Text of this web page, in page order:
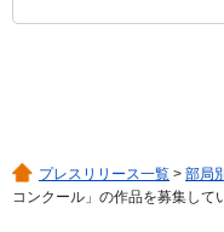
プレスリリース一覧 > 部局
コンクール」の作品を募集して